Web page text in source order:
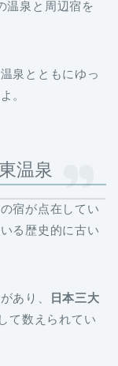
温泉と周辺宿を
泉とともにゆっ
。
温泉
宿が点在してい
る歴史的に古い
あり、
日本三大
て数えられてい